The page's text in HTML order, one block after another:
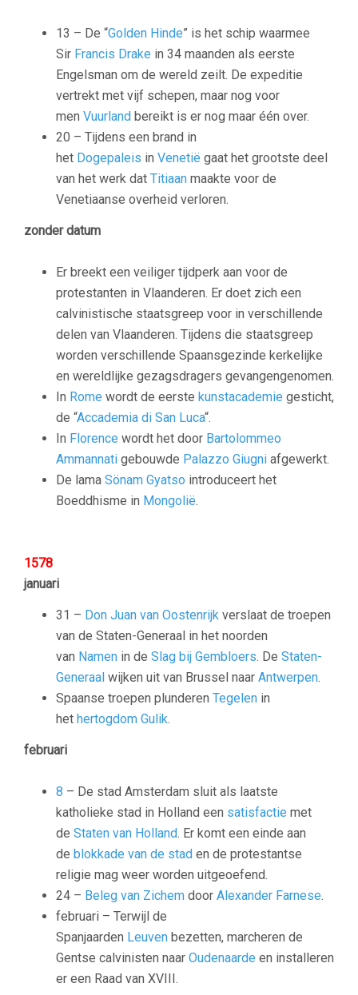
13 – De “Golden Hinde” is het schip waarmee
Sir Francis Drake in 34 maanden als eerste
Engelsman om de wereld zeilt. De expeditie
vertrekt met vijf schepen, maar nog voor
men Vuurland bereikt is er nog maar één over.
20 – Tijdens een brand in
het Dogepaleis in Venetië gaat het grootste deel
van het werk dat Titiaan maakte voor de
Venetiaanse overheid verloren.
zonder datum
Er breekt een veiliger tijdperk aan voor de
protestanten in Vlaanderen. Er doet zich een
calvinistische staatsgreep voor in verschillende
delen van Vlaanderen. Tijdens die staatsgreep
worden verschillende Spaansgezinde kerkelijke
en wereldlijke gezagsdragers gevangengenomen.
In Rome wordt de eerste kunstacademie gesticht,
de “Accademia di San Luca“.
In Florence wordt het door Bartolommeo
Ammannati gebouwde Palazzo Giugni afgewerkt.
De lama Sönam Gyatso introduceert het
Boeddhisme in Mongolië.
1578
januari
31 – Don Juan van Oostenrijk verslaat de troepen
van de Staten-Generaal in het noorden
van Namen in de Slag bij Gembloers. De Staten-
Generaal wijken uit van Brussel naar Antwerpen.
Spaanse troepen plunderen Tegelen in
het hertogdom Gulik.
februari
8 – De stad Amsterdam sluit als laatste
katholieke stad in Holland een satisfactie met
de Staten van Holland. Er komt een einde aan
de blokkade van de stad en de protestantse
religie mag weer worden uitgeoefend.
24 – Beleg van Zichem door Alexander Farnese.
februari – Terwijl de
Spanjaarden Leuven bezetten, marcheren de
Gentse calvinisten naar Oudenaarde en installeren
er een Raad van XVIII.